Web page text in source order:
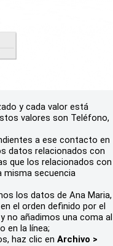
y cada valor está
valores son Teléfono,
a ese contacto en
datos relacionados con
que los relacionados con
misma secuencia
los datos de Ana Maria,
el orden definido por el
no añadimos una coma al
en la línea;
haz clic en Archivo >